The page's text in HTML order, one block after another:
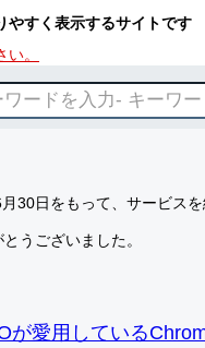
やすく表示するサイトです
。
30日をもって、サービスを
うございました。
が愛用している